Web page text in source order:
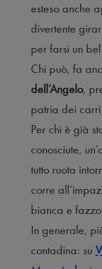
esteso anche
divertente
per farsi un
Chi può, fa
dell’Angelo,
patria dei carri
Per chi è già
conosciute,
tutto ruota
corre
bianca e
In generale,
contadina: su